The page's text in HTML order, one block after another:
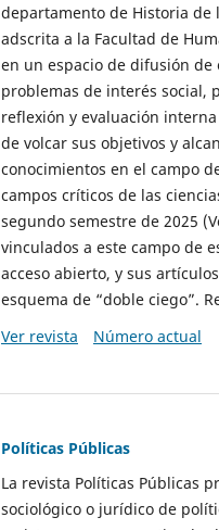
departamento de Historia de
adscrita a la Facultad de
en un espacio de difusión
problemas de interés social,
reflexión y evaluación
de volcar sus objetivos y
conocimientos en el campo
campos críticos de las
segundo semestre de 2025
vinculados a este campo de
acceso abierto, y sus
esquema de “doble ciego”.
Ver revista
Número actual
Políticas Públicas
La revista Políticas Públicas
sociológico o jurídico de